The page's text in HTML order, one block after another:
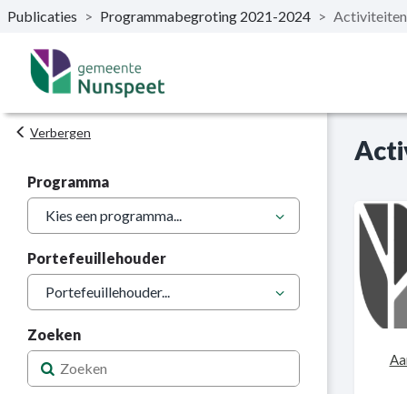
Naar hoofdinhoud
Publicaties > Programmabegroting 2021-2024 > Activiteiten
Verbergen
Programma
Portefeuillehouder
Zoeken